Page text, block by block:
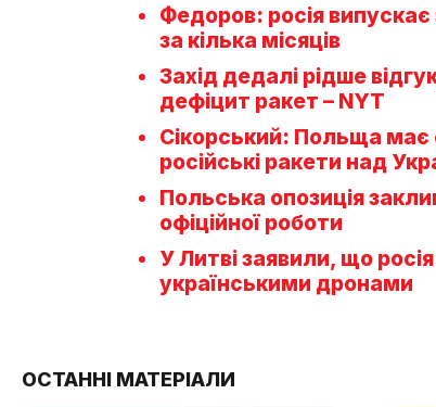
Федоров: росія
за кілька місяців
Захід дедалі рідше
дефіцит ракет – NYT
Сікорський: Польща має
російські ракети над
Польська опозиція
офіційної роботи
У Литві заявили, що
українськими дронами
ОСТАННІ МАТЕРІАЛИ